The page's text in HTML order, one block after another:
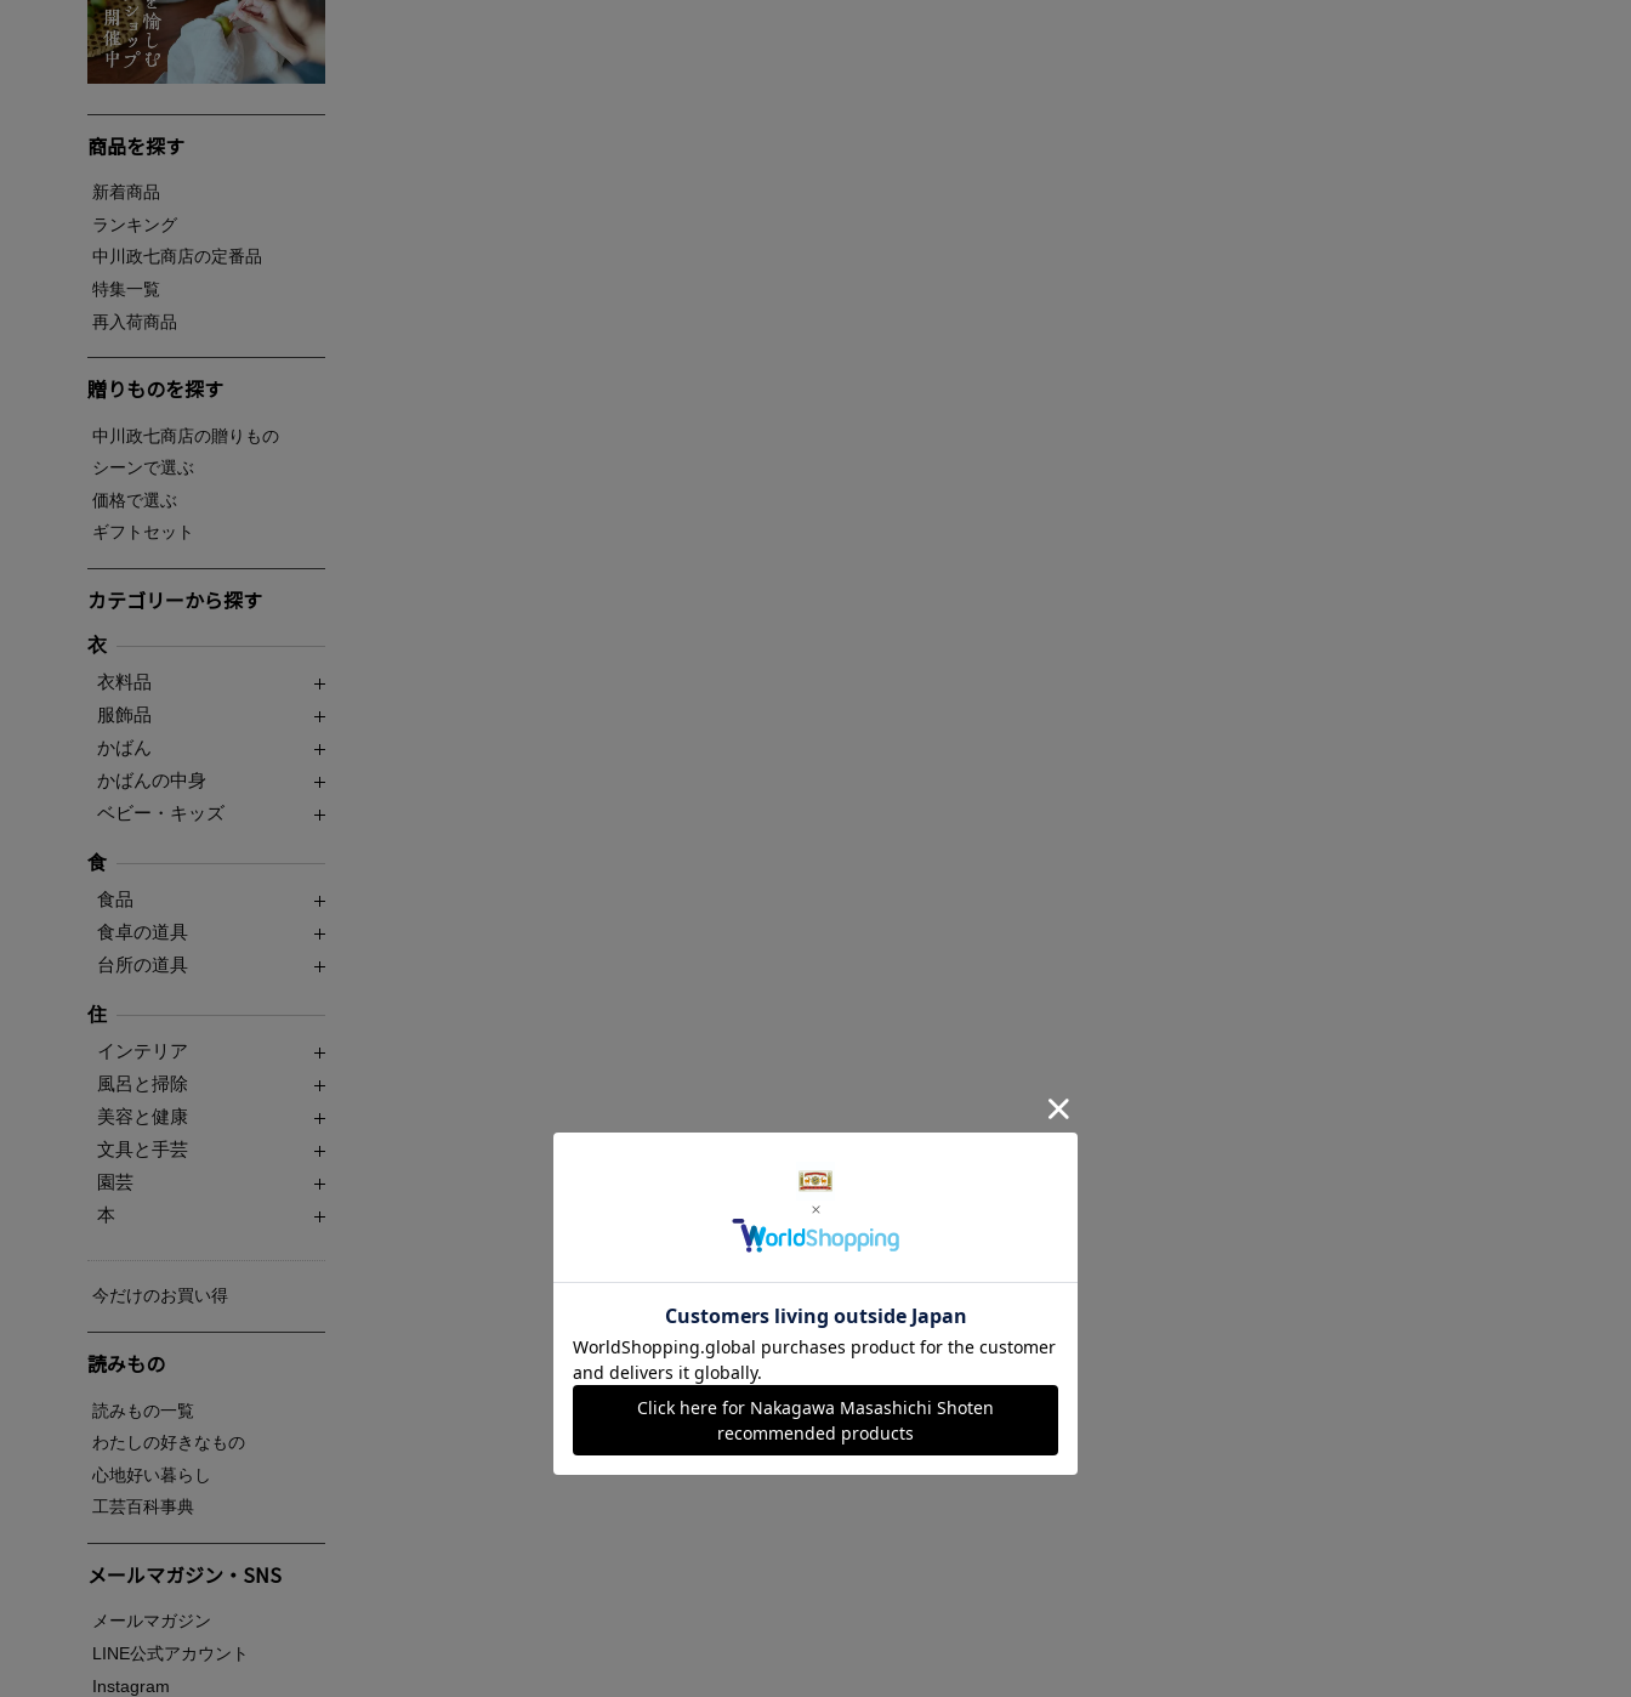
商品を探す
新着商品
ランキング
中川政七商店の定番品
特集一覧
再入荷商品
贈りものを探す
中川政七商店の贈りもの
シーンで選ぶ
価格で選ぶ
ギフトセット
カテゴリーから探す
衣
衣料品
服飾品
かばん
かばんの中身
ベビー・キッズ
食
食品
食卓の道具
台所の道具
住
インテリア
風呂と掃除
美容と健康
文具と手芸
園芸
本
今だけのお買い得
読みもの
読みもの一覧
わたしの好きなもの
心地好い暮らし
工芸百科事典
メールマガジン・SNS
メールマガジン
LINE公式アカウント
Instagram